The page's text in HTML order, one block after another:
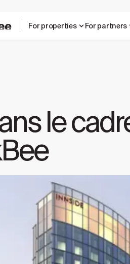
For properties For partners
le